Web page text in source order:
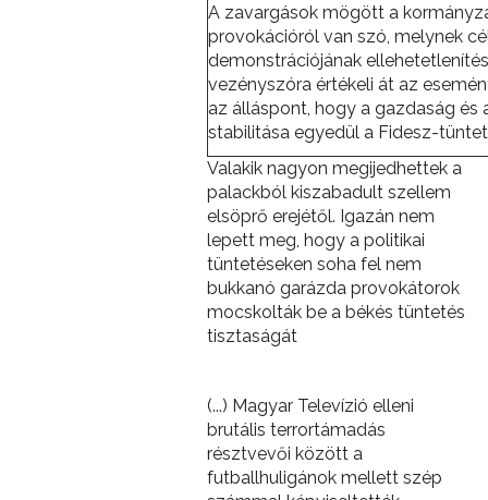
A zavargások mögött a
provokációról van szó, melynek
demonstrációjának
vezényszóra értékeli át az
az álláspont, hogy a gazdaság és
stabilitása egyedül a Fidesz-
Valakik nagyon megijedhettek a
palackból kiszabadult szellem
elsöprő erejétől. Igazán nem
lepett meg, hogy a politikai
tüntetéseken soha fel nem
bukkanó garázda provokátorok
mocskolták be a békés tüntetés
tisztaságát
(...) Magyar Televízió elleni
brutális terrortámadás
résztvevői között a
futballhuligánok mellett szép